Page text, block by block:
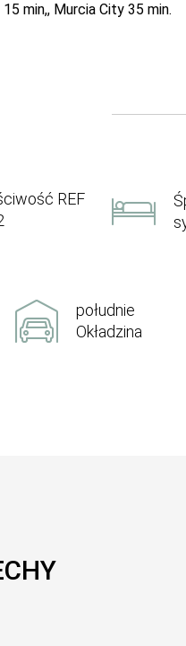
min,, Murcia City 35 min.
REF
południe
Okładzina